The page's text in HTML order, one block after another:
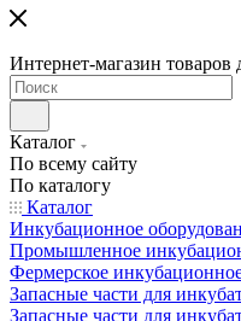
Интернет-магазин товаров
Каталог
По всему сайту
По каталогу
Каталог
Инкубационное
Промышленное
Фермерское
Запасные части для
Запасные части для